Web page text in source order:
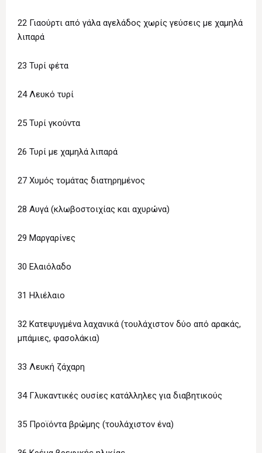
22 Γιαούρτι από γάλα αγελάδος χωρίς γεύσεις με χαμηλά
λιπαρά
23 Τυρί φέτα
24 Λευκό τυρί
25 Τυρί γκούντα
26 Τυρί με χαμηλά λιπαρά
27 Χυμός τομάτας διατηρημένος
28 Αυγά (κλωβοστοιχίας και αχυρώνα)
29 Μαργαρίνες
30 Ελαιόλαδο
31 Ηλιέλαιο
32 Κατεψυγμένα λαχανικά (τουλάχιστον δύο από αρακάς,
μπάμιες, φασολάκια)
33 Λευκή ζάχαρη
34 Γλυκαντικές ουσίες κατάλληλες για διαβητικούς
35 Προϊόντα βρώμης (τουλάχιστον ένα)